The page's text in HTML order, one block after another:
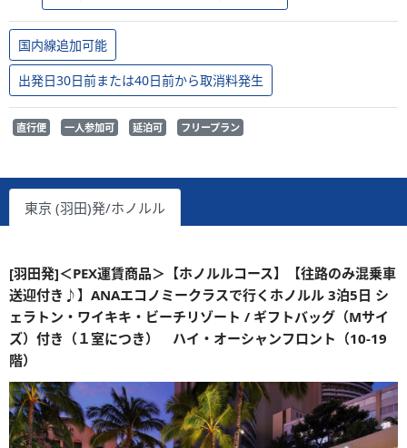
国内線追加可能
出発日30日前または40日前から取消料発生
直行便 一人参加可 延泊可 フリープラン
東京 (羽田)発/ホノルル
[羽田発]＜PEX運賃商品＞【ホノルルコース】【往路のみ混乗車
送迎付き♪】ANAエコノミークラスで行くホノルル 3泊5日 シ
ェラトン・ワイキキ・ビーチリゾート / ギフトバッグ（Mサイ
ズ）付き（１室につき） ハイ・オーシャンフロント（10-19
階）